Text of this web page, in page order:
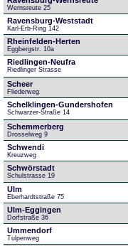
Wernsreute 25
Ravensburg-Weststadt
Karl-Erb-Ring 142
Rheinfelden-Herten
Eggbergstr. 10a
Riedlingen-Neufra
Riedlinger Strasse
Scheer
Fliederweg
Schelklingen-Gundershofen
Schwarzer-Straße 14
Schemmerberg
Drosselweg 9
Schwendi
Kreuzweg
Schwörstadt
Schulstrasse 19
Ulm
Eberhardtstraße 75
Ulm-Eggingen
Dorfstraße 36
Ummendorf
Tulpenweg